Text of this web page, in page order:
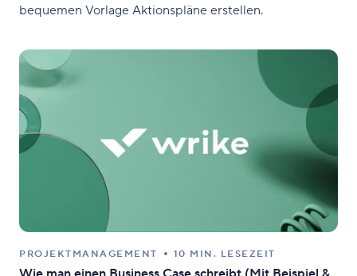
bequemen Vorlage Aktionspläne erstellen.
PROJEKTMANAGEMENT 10 MIN. LESEZEIT